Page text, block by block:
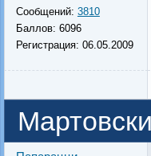
Сообщений: 3810
Баллов: 6096
Регистрация: 06.05.2009